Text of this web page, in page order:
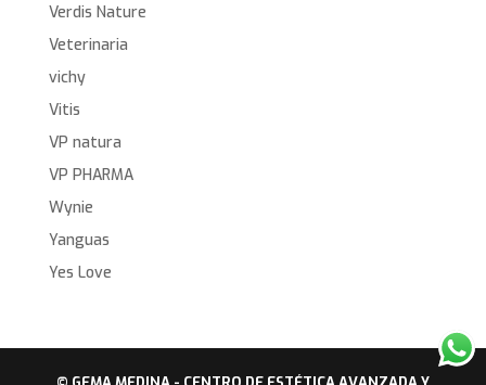
Verdis Nature
Veterinaria
vichy
Vitis
VP natura
VP PHARMA
Wynie
Yanguas
Yes Love